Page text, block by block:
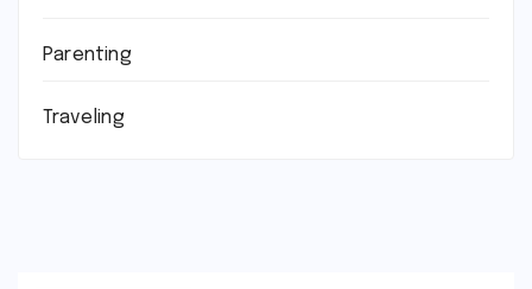
Parenting
Traveling